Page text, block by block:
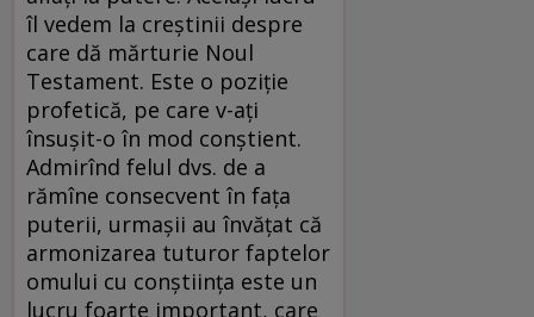
îl vedem la creștinii despre
care dă mărturie Noul
Testament. Este o poziție
profetică, pe care v-ați
însușit-o în mod conștient.
Admirînd felul dvs. de a
rămîne consecvent în fața
puterii, urmașii au învățat că
armonizarea tuturor faptelor
omului cu conștiința este un
lucru foarte important, care